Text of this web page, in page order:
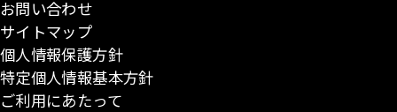
お問い合わせ
サイトマップ
個人情報保護方針
特定個人情報基本方針
ご利用にあたって